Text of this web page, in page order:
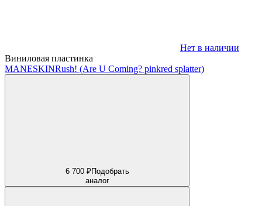
Нет в наличии
Виниловая пластинка
MANESKINRush! (Are U Coming? pinkred splatter)
6 700 ₽Подобрать
аналог